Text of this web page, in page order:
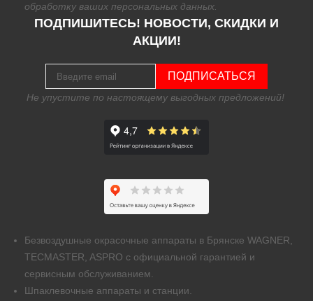
обработку ваших персональных данных.
ПОДПИШИТЕСЬ! НОВОСТИ, СКИДКИ И
АКЦИИ!
ПОДПИСАТЬСЯ
Не упустите по настоящему выгодных предложений!
Безвоздушные окрасочные аппараты в Брянске WAGNER,
TECMASTER, ASPRO с официальной гарантией и
сервисным обслуживанием.
Шпаклевочные аппараты и станции.